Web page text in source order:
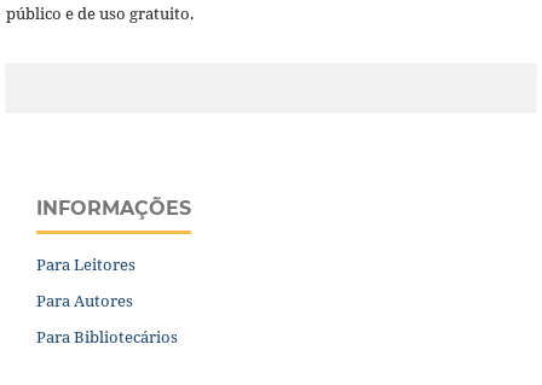
público e de uso gratuito.
INFORMAÇÕES
Para Leitores
Para Autores
Para Bibliotecários